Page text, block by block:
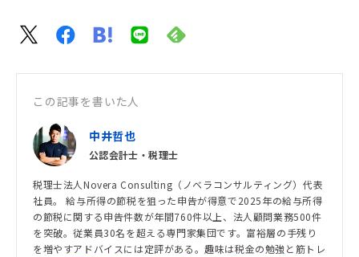
この記事を書いた人
中井哲也
公認会計士・税理士
税理士法人Novera Consulting（ノベラコンサルティング）代表
社員。 給与所得の節税を狙った申告が得意で2025年の給与所得
の節税に関する申告件数が年間760件以上、法人顧問業務500件
を突破。従業員30名を超える専門家集団です。富裕層の手残り
を増やすアドバイスには定評がある。趣味は税金の勉強と筋トレ